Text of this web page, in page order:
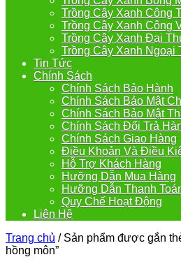
Trồng Cây Xanh Công
Trồng Cây Xanh Công
Trồng Cây Xanh Đại
Trồng Cây Xanh Ngoại
Tin Tức
Chính Sách
Chính Sách Bảo Hành
Chính Sách Bảo Mật
Chính Sách Bảo Mật
Chính Sách Đổi Trả
Chính Sách Giao Hàng
Điều Khoản Và Điều
Hỗ Trợ Khách Hàng
Hưỡng Dẫn Mua Hàng
Hưỡng Dẫn Thanh
Quy Chế Hoạt Động
Liên Hệ
Trang chủ / Sản phẩm được gắn
hồng môn”